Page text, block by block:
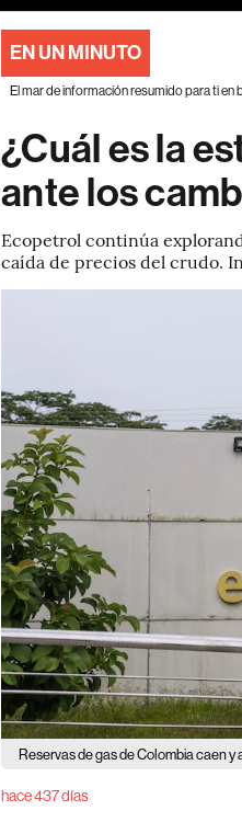
EN UN MINUTO
El mar de información resumido para ti en
¿Cuál es la
ante los
Ecopetrol continúa
caída de precios del crudo.
Reservas de gas de Colombia caen
hace 437 días